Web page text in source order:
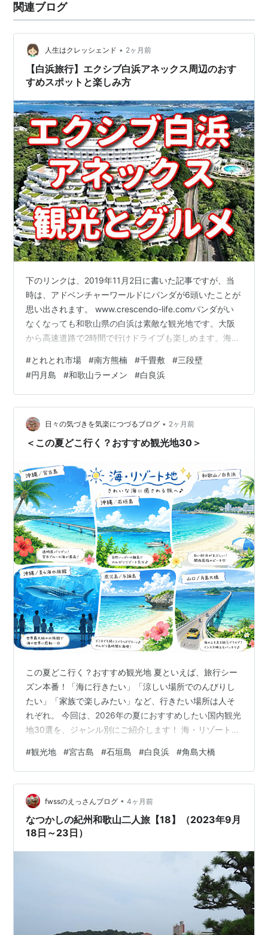
関連ブログ
人生はクレッシェンド • 2ヶ月前
【白浜旅行】エクシブ白浜アネックス周辺のおす
すめスポットと楽しみ方
下のリンクは、2019年11月2日に書いた記事ですが、当
時は、アドベンチャーワールドにパンダが6頭いたことが
思い出されます。 www.crescendo-life.comパンダがい
なくなっても和歌山県の白浜は素敵な観光地です。大阪
から高速道路で2時間で行けドライブも楽しめます。海と
たくなる白浜の温泉。一度出かけてみてはいかがでしょ
うか。 白浜の観光名所 アドベンチャーワールド｜1600
頭の愛おしさを体験 白良浜｜白浜を代表する美しい白砂
のビーチ 千畳敷｜大自然が作り出した絶景スポット 三段
壁｜迫力満点の断崖絶壁と洞窟探検 円月島｜夕日の名所
とし…
#とれとれ市場 #南方熊楠 #千畳敷 #三段壁
#円月島 #和歌山ラーメン #白良浜
日々の気づきを気楽につづるブログ • 2ヶ月前
＜この夏どこ行く？おすすめ観光地30＞
この夏どこ行く？おすすめ観光地 夏といえば、旅行シー
ズン本番！「海に行きたい」「涼しい場所でのんびりし
たい」「家族で楽しみたい」など、行きたい場所は人そ
れぞれ。 今回は、2026年の夏におすすめしたい国内観光
地30選を、ジャンル別にご紹介します！ 海・リゾートを
ない絶景。 2. 石垣島 離島旅デビューにもおすすめ。 3.
白良浜 関西屈指の美しいビーチ。 4. 角島大橋 海の上を
走る絶景ドライブ。 5. 父母ヶ浜 “日本のウユニ塩湖”と話
題。 涼しい避暑地へ行きたいなら 6. 軽井沢 夏の定番避
暑地。 7. 上高地 自然の中でリフレッシ…
#観光地 #宮古島 #石垣島 #白良浜 #角島大橋
fwssのえっさんブログ • 4ヶ月前
なつかしの紀州和歌山二人旅【18】（2023年9月
18日～23日）